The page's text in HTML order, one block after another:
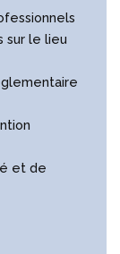
sur le lieu
et de